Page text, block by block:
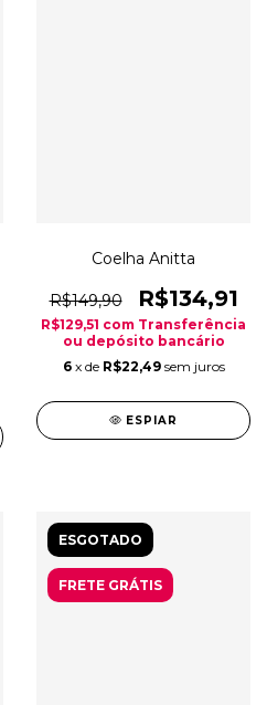
Coelha Anitta
R$149,90 R$134,91
R$129,51 com Transferência
ou depósito bancário
6 x de R$22,49 sem juros
ESPIAR
ESGOTADO
FRETE GRÁTIS